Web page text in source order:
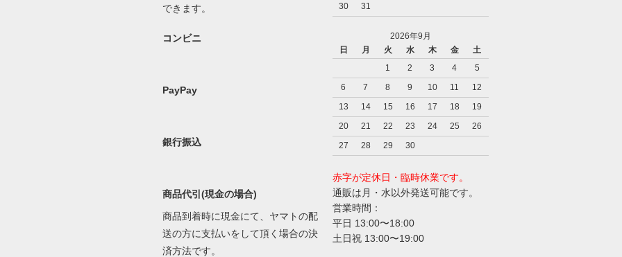
できます。
コンビニ
PayPay
銀行振込
商品代引(現金の場合)
商品到着時に現金にて、ヤマトの配
送の方に支払いをして頂く場合の決
済方法です。
30
31
2026年9月
日
月 火 水 木 金
土
1
2 3 4
5
6
7 8 9 10 11
12
13
14 15 16 17 18
19
20
21 22 23 24 25
26
27
28 29 30
赤字が定休日・臨時休業です。
通販は月・水以外発送可能です。
営業時間：
平日 13:00〜18:00
土日祝 13:00〜19:00